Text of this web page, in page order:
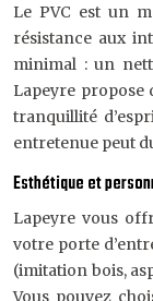
Le PVC est un
résistance aux
minimal : un
Lapeyre propose
tranquillité
entretenue peut
Esthétique et
Lapeyre vous
votre porte
(imitation bois,
Vous pouvez